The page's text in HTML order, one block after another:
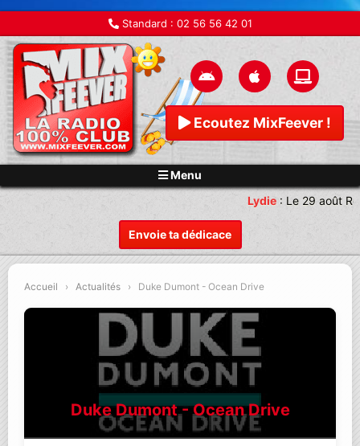
Standard : 02 56 56 42 01
Ecoutez MixFeever !
Menu
Envoie ta dédicace
Lydie: Le 29 août
Accueil › Actualités › Duke Dumont - Ocean Drive
Duke Dumont - Ocean Drive